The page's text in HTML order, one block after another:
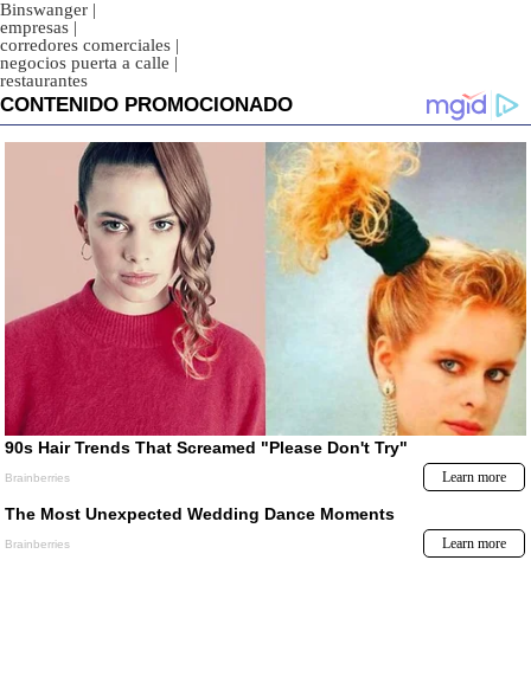
Binswanger |
empresas |
corredores comerciales |
negocios puerta a calle |
restaurantes